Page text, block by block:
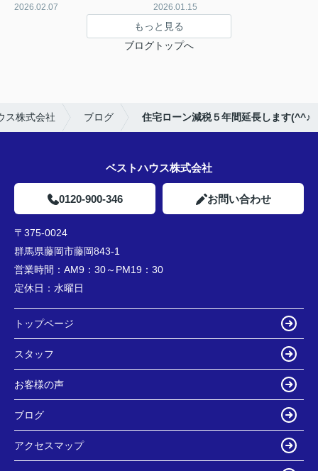
2026.02.07 2026.01.15
もっと見る
ブログトップへ
ス株式会社 ブログ 住宅ローン減税５年間延長します(^^♪
ベストハウス株式会社
0120-900-346 お問い合わせ
〒375-0024
群馬県藤岡市藤岡843-1
営業時間： AM9：30～PM19：30
定休日： 水曜日
トップページ
スタッフ
お客様の声
ブログ
アクセスマップ